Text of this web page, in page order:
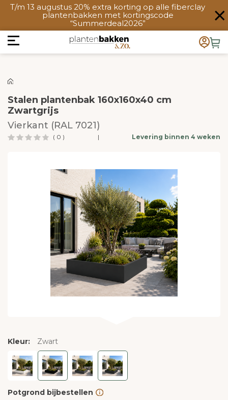
T/m 13 augustus 20% extra korting op alle fiberclay
plantenbakken met kortingscode
“Summerdeal2026”
Stalen plantenbak 160x160x40 cm
Zwartgrijs
Vierkant (RAL 7021)
( 0 ) | Levering binnen 4 weken
Kleur: Zwart
Potgrond bijbestellen